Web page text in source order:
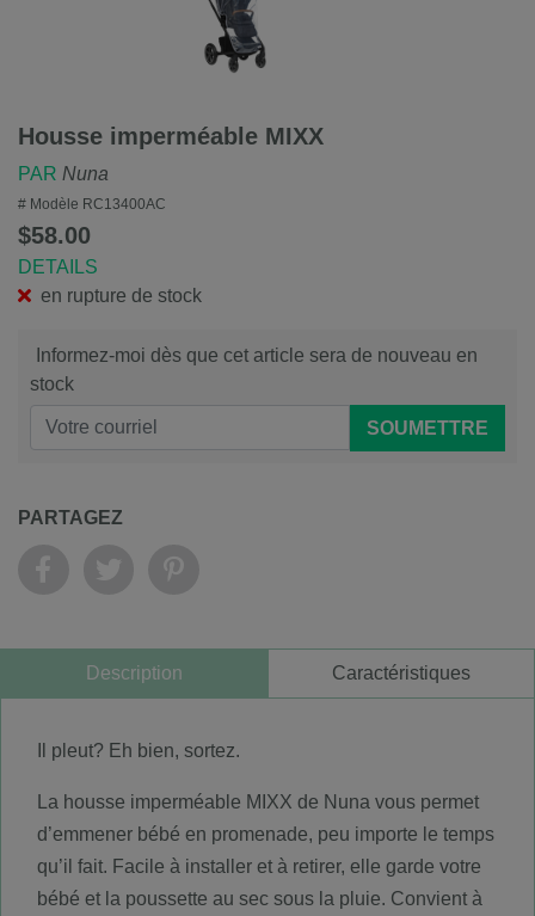
Housse imperméable MIXX
PAR Nuna
# Modèle RC13400AC
$58.00
DETAILS
en rupture de stock
Informez-moi dès que cet article sera de nouveau en
stock
SOUMETTRE
PARTAGEZ
Description Caractéristiques
Il pleut? Eh bien, sortez.
La housse imperméable MIXX de Nuna vous permet
d’emmener bébé en promenade, peu importe le temps
qu’il fait. Facile à installer et à retirer, elle garde votre
bébé et la poussette au sec sous la pluie. Convient à